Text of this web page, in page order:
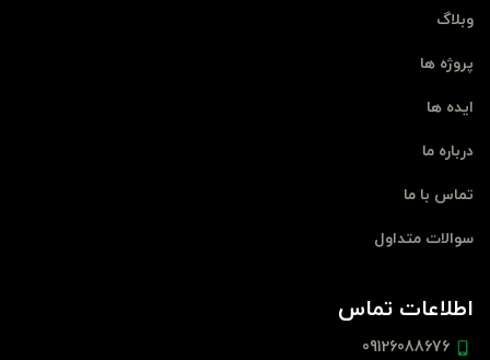
وبلاگ
پروژه ها
ایده ها
درباره ما
تماس با ما
سوالات متداول
اطلاعات تماس
09126088676